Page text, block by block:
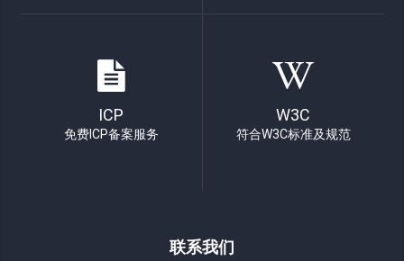
ICP
免费ICP备案服务
W3C
符合W3C标准及规范
联系我们